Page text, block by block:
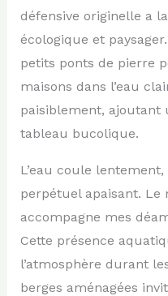
défensive originelle a
écologique et
petits ponts de pierre
maisons dans l’eau
paisiblement, ajoutant
tableau bucolique.
L’eau coule
perpétuel apaisant.
accompagne mes
Cette présence
l’atmosphère durant
berges aménagées